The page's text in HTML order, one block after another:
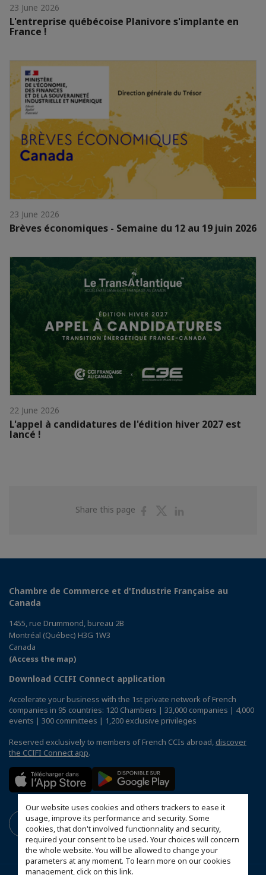
Our website uses cookies and others trackers to ease it
usage, improve its performance and security. Some
cookies, that don't involved functionnality and security,
required your consent to be used. Your choices will concern
the whole website. You will be allowed to change your
parameters at any moment. To learn more on our cookies
management,click on this link.
23 June 2026
L'entreprise québécoise Planivore s'implante en
France !
23 June 2026
Brèves économiques - Semaine du 12 au 19 juin 2026
22 June 2026
L'appel à candidatures de l'édition hiver 2027 est
lancé !
Share this page
ShareShare
Chambre de Commerce et d'Industrie Française au
Canada
1455, rue Drummond, bureau 2B
Montréal (Québec) H3G 1W3
Canada
(Access the map)
Download CCIFI Connect application
Accelerate your business with the 1st private network of French
companies in 95 countries: 120 Chambers | 33,000 companies | 4,000
events | 300 committees | 1,200 exclusive privileges
Reserved exclusively to members of French CCIs abroad, discover
the CCIFI Connect app.